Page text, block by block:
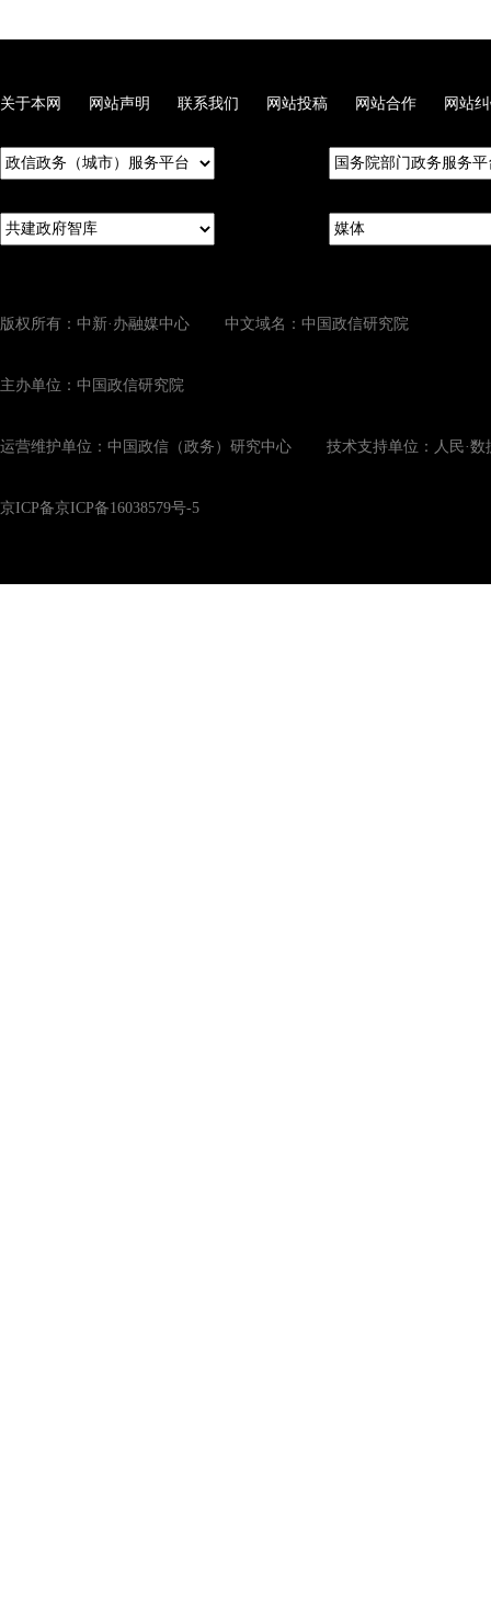
关于本网 网站声明 联系我们 网站投稿 网站合作 网站
版权所有：中新·办融媒中心 中文域名：中国政信研究院
主办单位：中国政信研究院
运营维护单位：中国政信（政务）研究中心 技术支持单位：人民·数
京ICP备京ICP备16038579号-5